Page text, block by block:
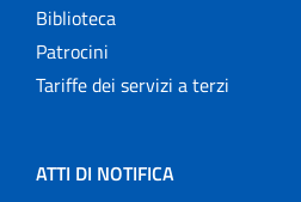
Biblioteca
Patrocini
Tariffe dei servizi a terzi
ATTI DI NOTIFICA